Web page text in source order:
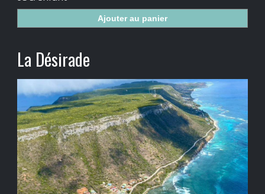
Ajouter au panier
La Désirade